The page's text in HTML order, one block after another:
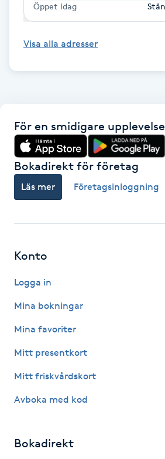
Hatha Yoga
Headspa
Herrklippning
HIFU
Hollywood Peel
Hudföryngring
Huduppstramning
Hyaluronsyra
Öppet idag
Visa alla adresser
För en smidigare upplevelse
Bokadirekt för företag
Läs mer Företagsinloggning
Konto
Logga in
Mina bokningar
Mina favoriter
Mitt presentkort
Mitt friskvårdskort
Avboka med kod
Bokadirekt